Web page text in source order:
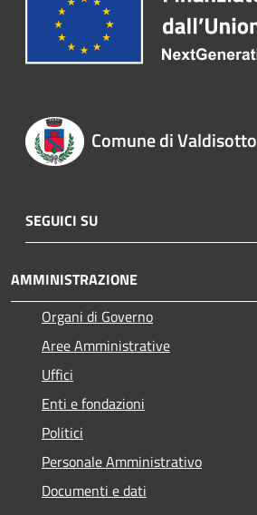
Comune di Valdisotto
SEGUICI SU
AMMINISTRAZIONE
Organi di Governo
Aree Amministrative
Uffici
Enti e fondazioni
Politici
Personale Amministrativo
Documenti e dati